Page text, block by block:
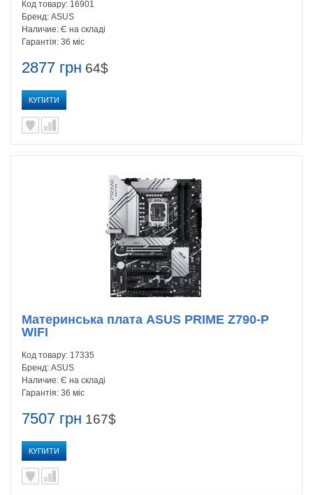
2877 грн 64$
КУПИТИ
Код товару: 16901
Бренд: ASUS
Наличие: Є на складі
Гарантія: 36 міс
7507 грн 167$
КУПИТИ
Материнська плата ASUS PRIME Z790-P
WIFI
Код товару: 17335
Бренд: ASUS
Наличие: Є на складі
Гарантія: 36 міс